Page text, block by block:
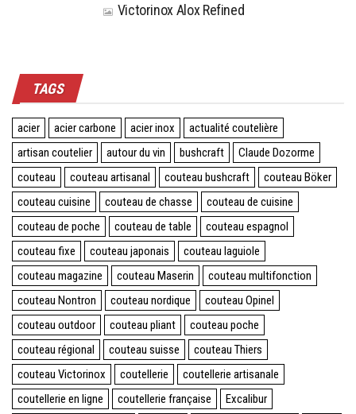
Victorinox Alox Refined
TAGS
acier acier carbone acier inox
actualité coutelière
artisan coutelier
autour du vin bushcraft
Claude Dozorme
couteau
couteau artisanal couteau bushcraft
couteau Böker
couteau cuisine
couteau de chasse
couteau de cuisine
couteau de poche
couteau de table
couteau espagnol
couteau fixe
couteau japonais
couteau laguiole
couteau magazine
couteau Maserin
couteau multifonction
couteau Nontron
couteau nordique
couteau Opinel
couteau outdoor
couteau pliant
couteau poche
couteau régional
couteau suisse
couteau Thiers
couteau Victorinox
coutellerie
coutellerie artisanale
coutellerie en ligne
coutellerie française Excalibur